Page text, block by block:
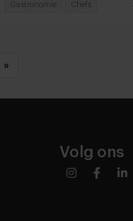
Gastronomie Chefs
»
Volg ons